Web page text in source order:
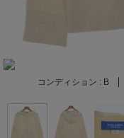
コンディション : B